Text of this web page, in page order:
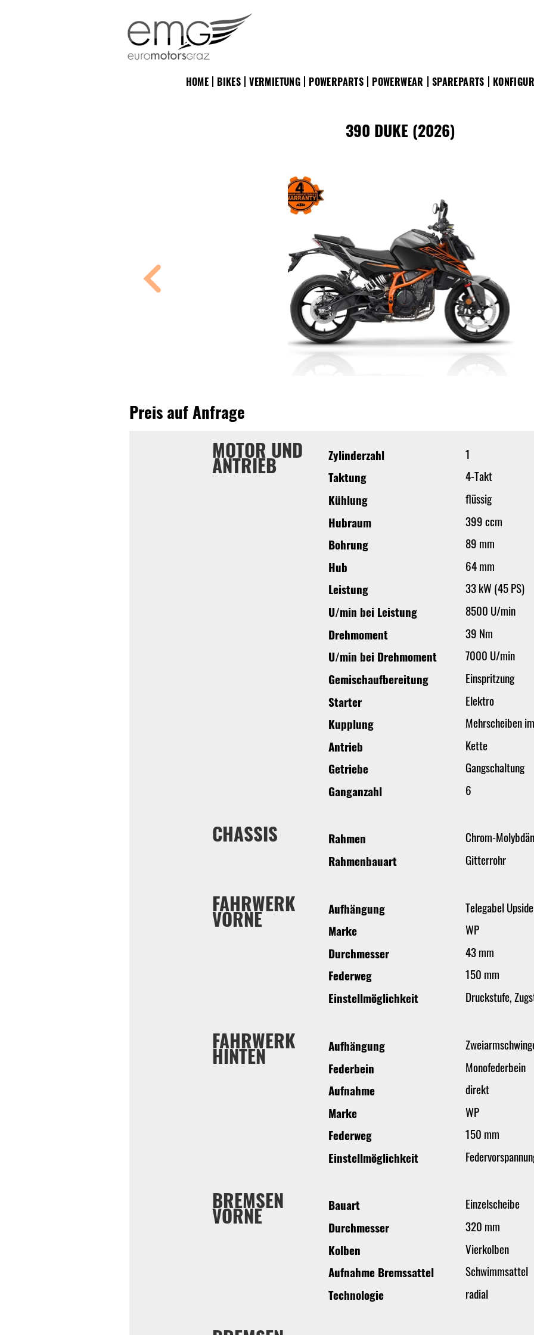
HOME BIKES VERMIETUNG POWERPARTS POWERWEAR SPAREPARTS
390 DUKE (2026)
Preis auf Anfrage
MOTOR UND
ANTRIEB Zylinderzahl
1
Taktung
4-Takt
Kühlung
flüssig
Hubraum
399 ccm
Bohrung
89 mm
Hub
64 mm
Leistung
33 kW (45 PS)
U/min bei Leistung
8500 U/min
Drehmoment
39 Nm
U/min bei Drehmoment
7000 U/min
Gemischaufbereitung
Einspritzung
Starter
Elektro
Kupplung
Mehrscheiben
Antrieb
Kette
Getriebe
Gangschaltung
Ganganzahl
6
CHASSIS Rahmen
Chrom-Molybdän
Rahmenbauart
Gitterrohr
FAHRWERK
VORNE Aufhängung
Telegabel
Marke
WP
Durchmesser
43 mm
Federweg
150 mm
Einstellmöglichkeit
Druckstufe,
FAHRWERK
HINTEN Aufhängung
Federbein
Monofederbein
Aufnahme
direkt
Marke
WP
Federweg
150 mm
Einstellmöglichkeit
BREMSEN
VORNE Bauart
Einzelscheibe
Durchmesser
320 mm
Kolben
Vierkolben
Aufnahme Bremssattel
Schwimmsattel
Technologie
radial